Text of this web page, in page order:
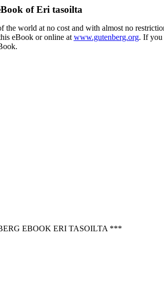
ofEri tasoilta
world at no cost and with almost no
eBook or online at www.gutenberg.org. If you
EBOOK ERI TASOILTA ***